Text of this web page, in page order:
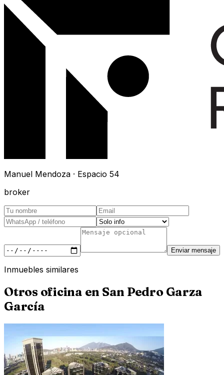
Manuel Mendoza · Espacio 54
broker
Enviar mensaje
Inmuebles similares
Otros oficina en San Pedro Garza
García